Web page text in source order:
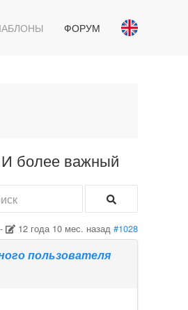
ФОРУМ
И более важный
12 года 10 мес. назад #1028
пользователя